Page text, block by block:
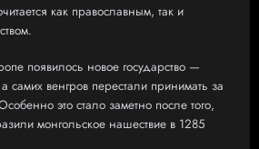
как православным, так и
появилось новое государство —
самих венгров перестали принимать за
это стало заметно после того,
монгольское нашествие в 1285